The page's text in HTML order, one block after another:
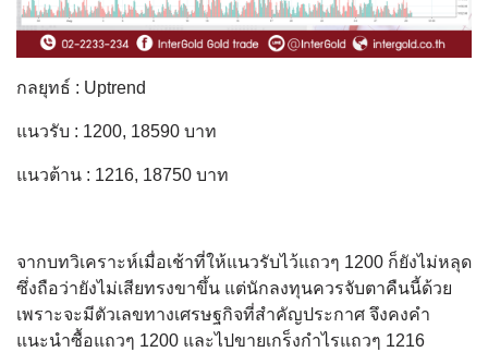
กลยุทธ์ : Uptrend
แนวรับ : 1200, 18590 บาท
แนวต้าน : 1216, 18750 บาท
จากบทวิเคราะห์เมื่อเช้าที่ให้แนวรับไว้แถวๆ 1200 ก็ยังไม่หลุด
ซึ่งถือว่ายังไม่เสียทรงขาขึ้น แต่นักลงทุนควรจับตาคืนนี้ด้วย
เพราะจะมีตัวเลขทางเศรษฐกิจที่สำคัญประกาศ จึงคงคำ
แนะนำซื้อแถวๆ 1200 และไปขายเกร็งกำไรแถวๆ 1216